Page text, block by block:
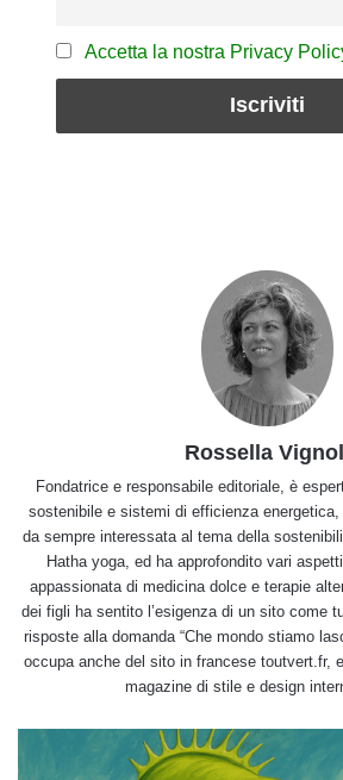
Accetta la nostra Privacy
Rossella
Fondatrice e responsabile editoriale, è
sostenibile e sistemi di efficienza
da sempre interessata al tema della
Hatha yoga, ed ha approfondito vari
appassionata di medicina dolce e terapie
dei figli ha sentito l’esigenza di un sito come
risposte alla domanda “Che mondo stiamo
occupa anche del sito in francese toutvert.fr,
magazine di stile e design
e